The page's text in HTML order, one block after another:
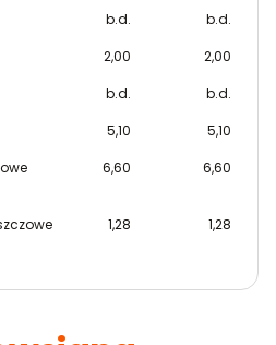
b.d.
b.d.
2,00
2,00
b.d.
b.d.
5,10
5,10
6,60 6,60
1,28 1,28